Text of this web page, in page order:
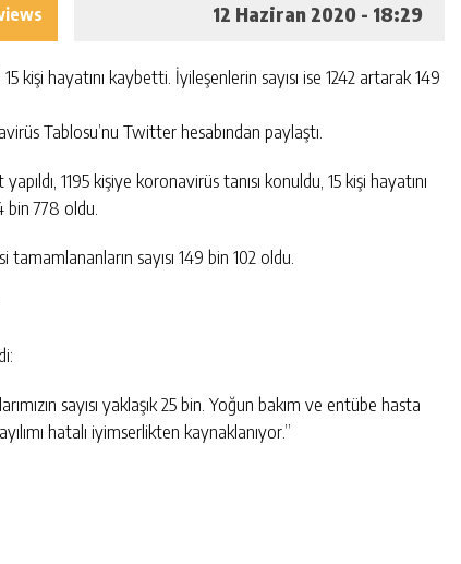
12 Haziran 2020 - 18:29
kişi hayatını kaybetti. İyileşenlerin sayısı ise 1242 artarak 149
Tablosu’nu Twitter hesabından paylaştı.
1195 kişiye koronavirüs tanısı konuldu, 15 kişi hayatını
bin 778 oldu.
sayısı 149 bin 102 oldu.
sayısı yaklaşık 25 bin. Yoğun bakım ve entübe hasta
hatalı iyimserlikten kaynaklanıyor.”